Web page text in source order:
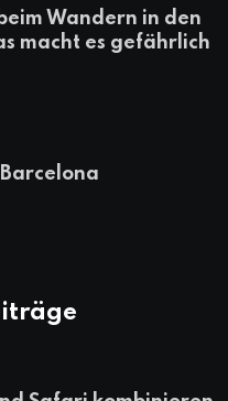
Wandern in den
macht es gefährlich
Barcelona